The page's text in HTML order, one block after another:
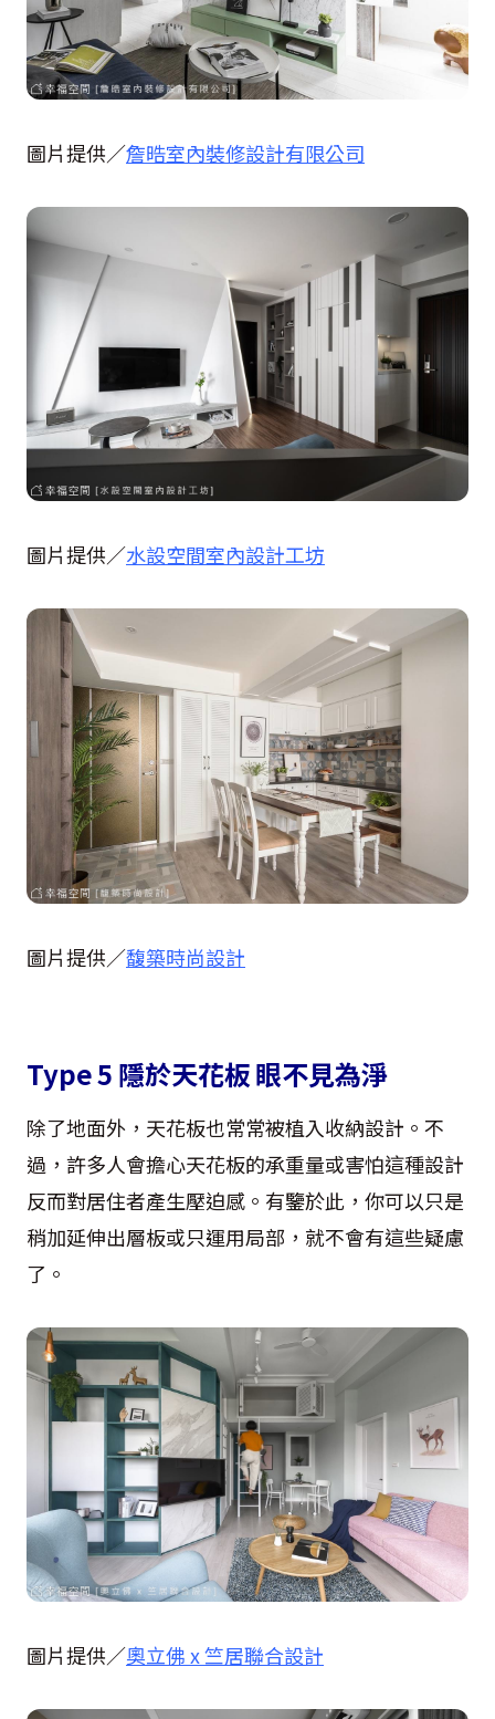
圖片提供／詹晧室內裝修設計有限公司
圖片提供／水設空間室內設計工坊
圖片提供／馥築時尚設計
Type 5 隱於天花板 眼不見為淨
除了地面外，天花板也常常被植入收納設計。不
過，許多人會擔心天花板的承重量或害怕這種設計
反而對居住者產生壓迫感。有鑒於此，你可以只是
稍加延伸出層板或只運用局部，就不會有這些疑慮
了。
圖片提供／奧立佛 x 竺居聯合設計